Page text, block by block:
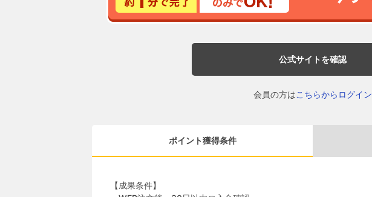
公式サイトを確認
会員の方はこちらからログイン
ポイント獲得条件
【成果条件】